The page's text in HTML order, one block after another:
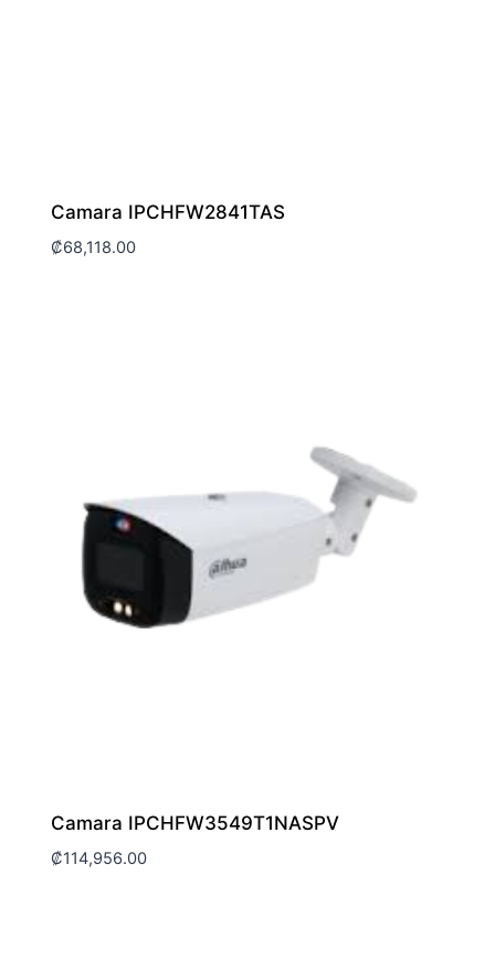
Camara IPCHFW2841TAS
₡68,118.00
Camara IPCHFW3549T1NASPV
₡114,956.00